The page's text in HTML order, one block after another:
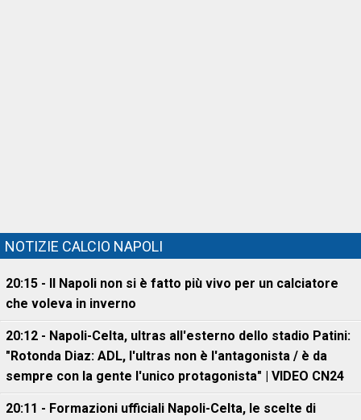
NOTIZIE CALCIO NAPOLI
20:15 - Il Napoli non si è fatto più vivo per un calciatore
che voleva in inverno
20:12 - Napoli-Celta, ultras all'esterno dello stadio Patini:
"Rotonda Diaz: ADL, l'ultras non è l'antagonista / è da
sempre con la gente l'unico protagonista" | VIDEO CN24
20:11 - Formazioni ufficiali Napoli-Celta, le scelte di